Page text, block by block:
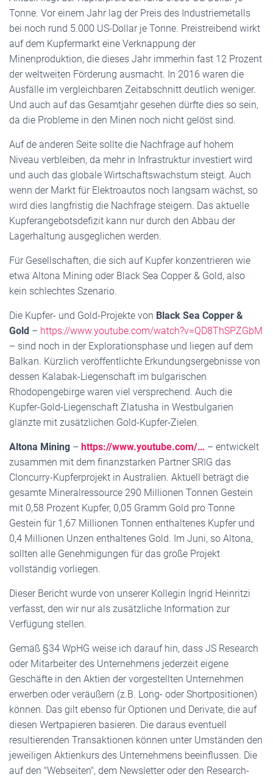
Tonne. Vor einem Jahr lag der Preis des Industriemetalls
bei noch rund 5.000 US-Dollar je Tonne. Preistreibend wirkt
auf dem Kupfermarkt eine Verknappung der
Minenproduktion, die dieses Jahr immerhin fast 12 Prozent
der weltweiten Förderung ausmacht. In 2016 waren die
Ausfälle im vergleichbaren Zeitabschnitt deutlich weniger.
Und auch auf das Gesamtjahr gesehen dürfte dies so sein,
da die Probleme in den Minen noch nicht gelöst sind.
Auf de anderen Seite sollte die Nachfrage auf hohem
Niveau verbleiben, da mehr in Infrastruktur investiert wird
und auch das globale Wirtschaftswachstum steigt. Auch
wenn der Markt für Elektroautos noch langsam wächst, so
wird dies langfristig die Nachfrage steigern. Das aktuelle
Kupferangebotsdefizit kann nur durch den Abbau der
Lagerhaltung ausgeglichen werden.
Für Gesellschaften, die sich auf Kupfer konzentrieren wie
etwa Altona Mining oder Black Sea Copper & Gold, also
kein schlechtes Szenario.
Die Kupfer- und Gold-Projekte von Black Sea Copper &
Gold – https://www.youtube.com/watch?v=QD8ThSPZGbM
– sind noch in der Explorationsphase und liegen auf dem
Balkan. Kürzlich veröffentlichte Erkundungsergebnisse von
dessen Kalabak-Liegenschaft im bulgarischen
Rhodopengebirge waren viel versprechend. Auch die
Kupfer-Gold-Liegenschaft Zlatusha in Westbulgarien
glänzte mit zusätzlichen Gold-Kupfer-Zielen.
Altona Mining – https://www.youtube.com/… – entwickelt
zusammen mit dem finanzstarken Partner SRIG das
Cloncurry-Kupferprojekt in Australien. Aktuell beträgt die
gesamte Mineralressource 290 Millionen Tonnen Gestein
mit 0,58 Prozent Kupfer, 0,05 Gramm Gold pro Tonne
Gestein für 1,67 Millionen Tonnen enthaltenes Kupfer und
0,4 Millionen Unzen enthaltenes Gold. Im Juni, so Altona,
sollten alle Genehmigungen für das große Projekt
vollständig vorliegen.
Dieser Bericht wurde von unserer Kollegin Ingrid Heinritzi
verfasst, den wir nur als zusätzliche Information zur
Verfügung stellen.
Gemäß §34 WpHG weise ich darauf hin, dass JS Research
oder Mitarbeiter des Unternehmens jederzeit eigene
Geschäfte in den Aktien der vorgestellten Unternehmen
erwerben oder veräußern (z.B. Long- oder Shortpositionen)
können. Das gilt ebenso für Optionen und Derivate, die auf
diesen Wertpapieren basieren. Die daraus eventuell
resultierenden Transaktionen können unter Umständen den
jeweiligen Aktienkurs des Unternehmens beeinflussen. Die
auf den "Webseiten", dem Newsletter oder den Research-